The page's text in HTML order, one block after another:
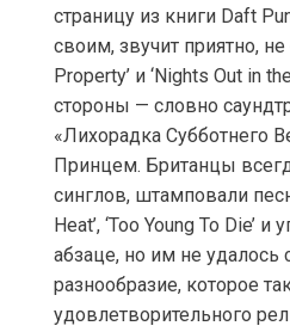
страницу из книги Daft
своим, звучит приятно, не
Property’ и ‘Nights Out in
стороны — словно
«Лихорадка Субботнего
Принцем. Британцы
синглов, штамповали
Heat’, ‘Too Young To Die’
абзаце, но им не удалось
разнообразие, которое
удовлетворительного